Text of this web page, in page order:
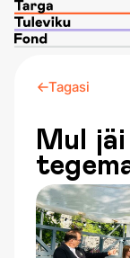
Tagasi
Mul